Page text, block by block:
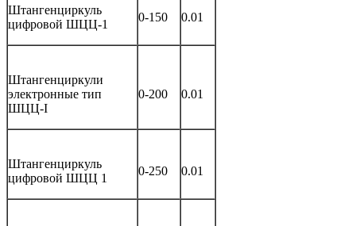
Штангенциркуль
цифровой ШЦЦ-1
0-150 0.01
Штангенциркули
электронные тип
ШЦЦ-I
0-200 0.01
Штангенциркуль
цифровой ШЦЦ 1
0-250 0.01